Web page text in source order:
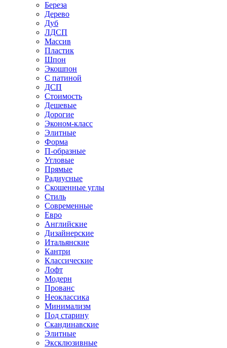
Береза
Дерево
Дуб
ЛДСП
Массив
Пластик
Шпон
Экошпон
С патиной
ДСП
Стоимость
Дешевые
Дорогие
Эконом-класс
Элитные
Форма
П-образные
Угловые
Прямые
Радиусные
Скошенные углы
Стиль
Современные
Евро
Английские
Дизайнерские
Итальянские
Кантри
Классические
Лофт
Модерн
Прованс
Неоклассика
Минимализм
Под старину
Скандинавские
Элитные
Эксклюзивные